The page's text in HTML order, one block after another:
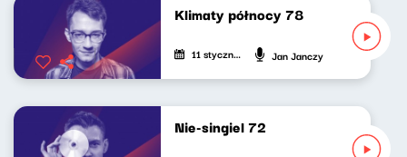
Klimaty północy 78
11 stycznia 2025 Jan Janczy
Nie-singiel 72